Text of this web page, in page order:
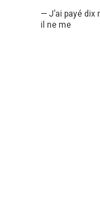
— J’ai payé dix
il ne me